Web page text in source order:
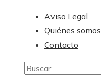
Aviso Legal
Quiénes somos
Contacto
Buscar: